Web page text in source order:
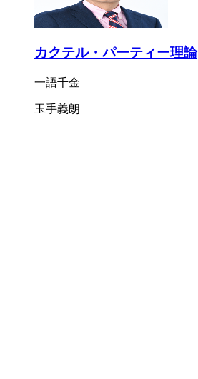
カクテル・パーティー理論
一語千金
玉手義朗